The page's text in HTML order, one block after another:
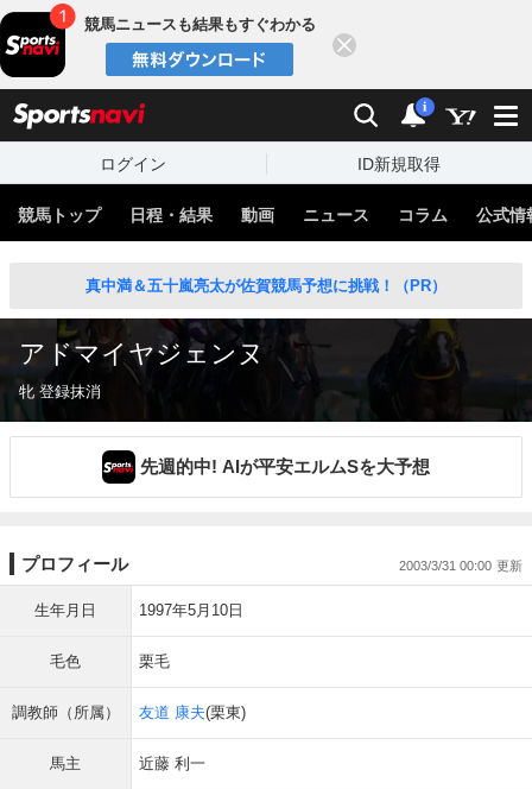
競馬ニュースも結果もすぐわかる
検索 通知
i
ログイン ID新規取得
競馬トップ 日程・結果 動画 ニュース コラム 公式情
真中満＆五十嵐亮太が佐賀競馬予想に挑戦！（PR）
アドマイヤジェンヌ
牝 登録抹消
先週的中! AIが平安エルムSを大予想
プロフィール 2003/3/31 00:00
生年月日 1997年5月10日
毛色 栗毛
調教師（所属） 友道 康夫(栗東)
馬主 近藤 利一